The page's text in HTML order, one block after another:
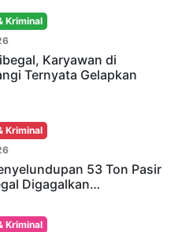
Kriminal
Karyawan di
Ternyata Gelapkan
Kriminal
53 Ton Pasir
Digagalkan…
Kriminal